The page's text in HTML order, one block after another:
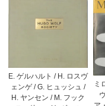
E. ゲルハルト / H. ロスヴ
ェンゲ / G. ヒュッシュ /
H. ヤンセン / M. フック
ミ